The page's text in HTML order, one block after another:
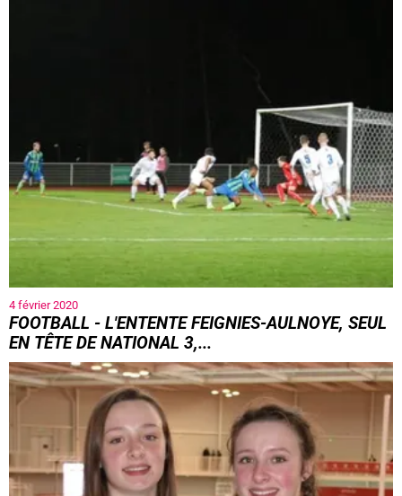
4 février 2020
FOOTBALL - L'ENTENTE FEIGNIES-AULNOYE, SEUL
EN TÊTE DE NATIONAL 3,...